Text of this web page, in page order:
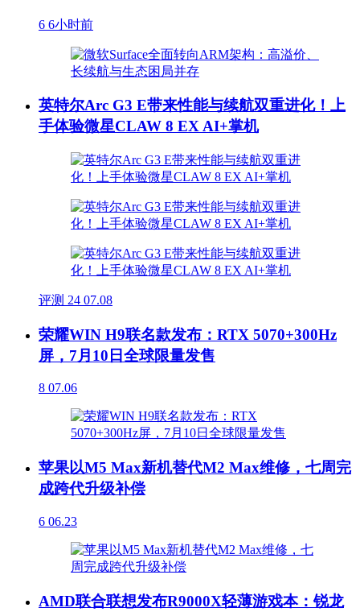
6 6小时前
英特尔Arc G3 E带来性能与续航双重进化！上
手体验微星CLAW 8 EX AI+掌机
评测 24 07.08
荣耀WIN H9联名款发布：RTX 5070+300Hz
屏，7月10日全球限量发售
8 07.06
苹果以M5 Max新机替代M2 Max维修，七周完
成跨代升级补偿
6 06.23
AMD联合联想发布R9000X轻薄游戏本：锐龙